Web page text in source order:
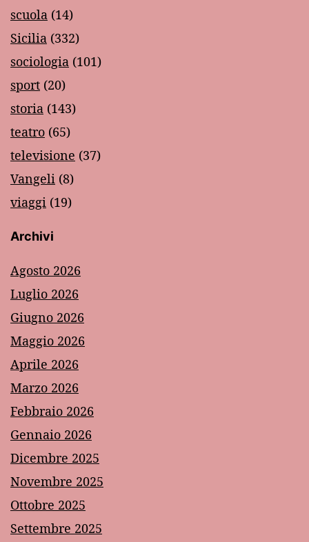
scuola (14)
Sicilia (332)
sociologia (101)
sport (20)
storia (143)
teatro (65)
televisione (37)
Vangeli (8)
viaggi (19)
Archivi
Agosto 2026
Luglio 2026
Giugno 2026
Maggio 2026
Aprile 2026
Marzo 2026
Febbraio 2026
Gennaio 2026
Dicembre 2025
Novembre 2025
Ottobre 2025
Settembre 2025